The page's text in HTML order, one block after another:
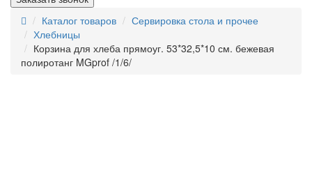
Каталог товаров
Сервировка стола и прочее
Хлебницы
Корзина для хлеба прямоуг. 53*32,5*10 см. бежевая
полиротанг MGprof /1/6/